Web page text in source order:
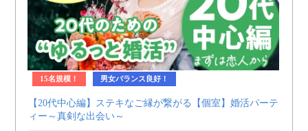
15名規模！ 男女バランス良好！
【20代中心編】ステキなご縁が繋がる【個室】婚活パーテ
ィー～真剣な出会い～